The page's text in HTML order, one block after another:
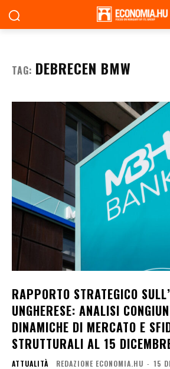
TAG: DEBRECEN BMW
RAPPORTO STRATEGICO
UNGHERESE: ANALISI
DINAMICHE DI MERCATO E
STRUTTURALI AL 15
ATTUALITÀ REDAZIONE ECONOMIA.HU - 15